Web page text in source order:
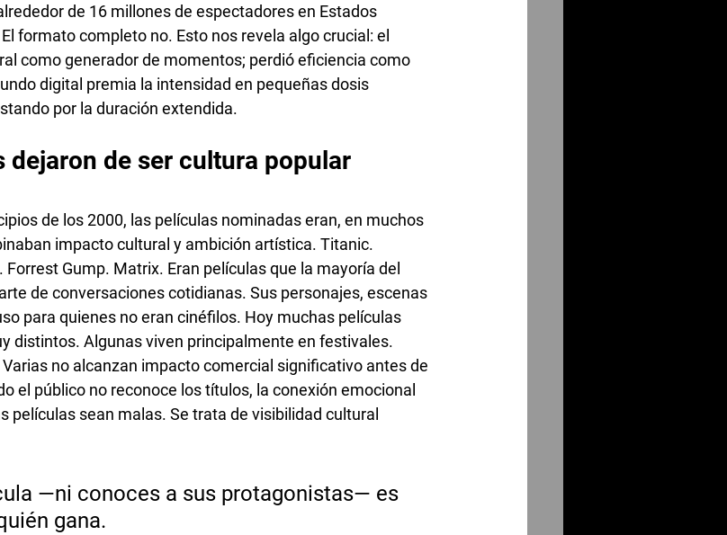
de 16 millones de espectadores en Estados
formato completo no. Esto nos revela algo crucial: el
como generador de momentos; perdió eficiencia como
digital premia la intensidad en pequeñas dosis
por la duración extendida.
dejaron de ser cultura popular
de los 2000, las películas nominadas eran, en muchos
impacto cultural y ambición artística. Titanic.
Forrest Gump. Matrix. Eran películas que la mayoría del
de conversaciones cotidianas. Sus personajes, escenas
para quienes no eran cinéfilos. Hoy muchas películas
distintos. Algunas viven principalmente en festivales.
no alcanzan impacto comercial significativo antes de
el público no reconoce los títulos, la conexión emocional
películas sean malas. Se trata de visibilidad cultural
—ni conoces a sus protagonistas— es
gana.